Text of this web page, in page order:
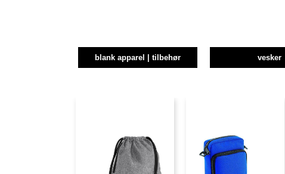
blank apparel | tilbehør vesker